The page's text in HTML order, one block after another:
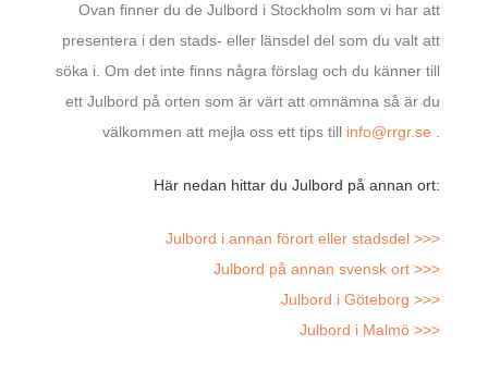
Ovan finner du de Julbord i Stockholm som vi har att
presentera i den stads- eller länsdel del som du valt att
söka i. Om det inte finns några förslag och du känner till
ett Julbord på orten som är värt att omnämna så är du
välkommen att mejla oss ett tips till info@rrgr.se
Här nedan hittar du Julbord på annan ort:
Julbord i annan förort eller stadsdel >>>
Julbord på annan svensk ort >>>
Julbord i Göteborg >>>
Julbord i Malmö >>>